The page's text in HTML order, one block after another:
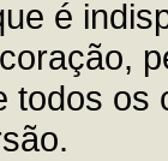
é
todos